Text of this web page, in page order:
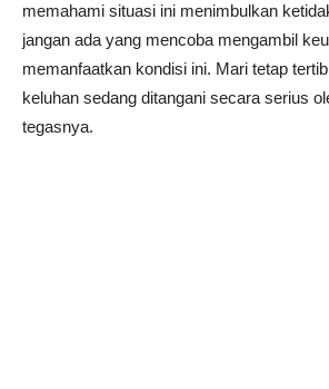
memahami situasi ini menimbulkan
jangan ada yang mencoba mengambil
memanfaatkan kondisi ini. Mari tetap
keluhan sedang ditangani secara serius
tegasnya.